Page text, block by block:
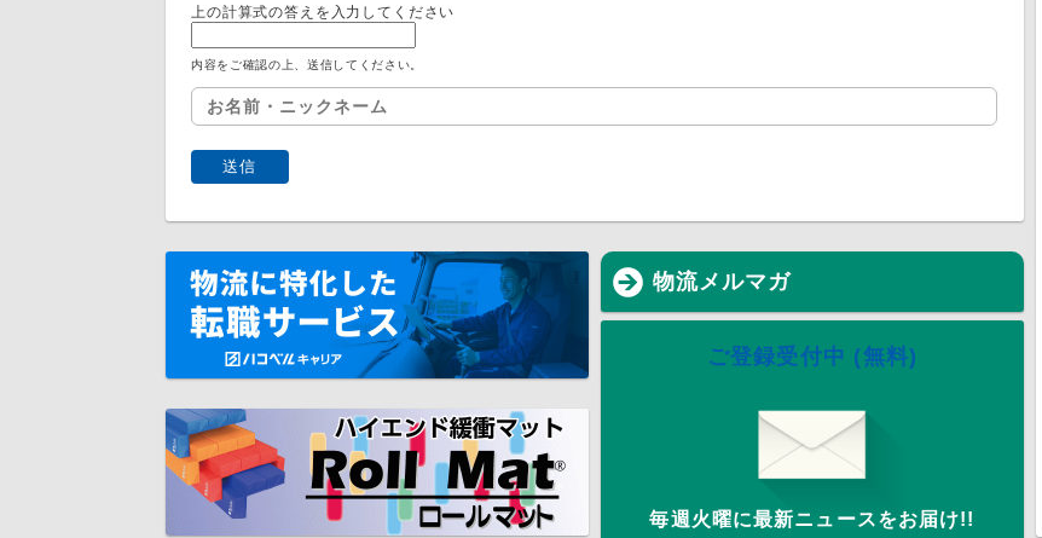
上の計算式の答えを入力してください
内容をご確認の上、送信してください。
物流メルマガ
ご登録受付中 (無料)
毎週火曜に最新ニュースをお届け!!